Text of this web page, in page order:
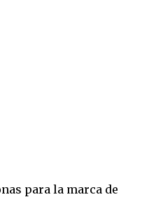
para la marca de